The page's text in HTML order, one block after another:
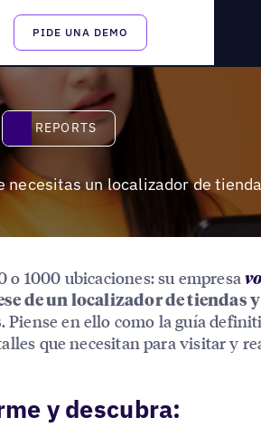
PIDE UNA DEMO
Reports
REPORTS
necesitas un localizador de
o 1000 ubicaciones: su empresa
de un localizador de tiendas y
. Piense en ello como la guía
que necesitan para visitar y
y descubra: